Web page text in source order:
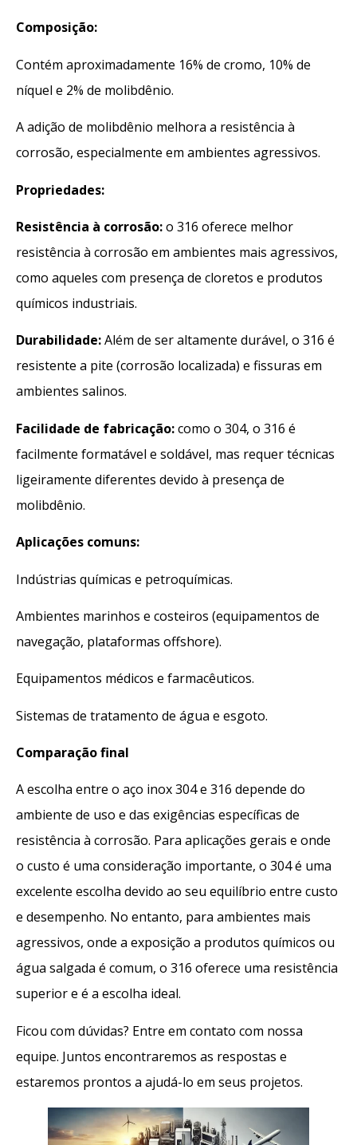
Composição:
Contém aproximadamente 16% de cromo, 10% de
níquel e 2% de molibdênio.
A adição de molibdênio melhora a resistência à
corrosão, especialmente em ambientes agressivos.
Propriedades:
Resistência à corrosão:o 316 oferece melhor
resistência à corrosão em ambientes mais agressivos,
como aqueles com presença de cloretos e produtos
químicos industriais.
Durabilidade:Além de ser altamente durável, o 316 é
resistente a pite (corrosão localizada) e fissuras em
ambientes salinos.
Facilidade de fabricação:como o 304, o 316 é
facilmente formatável e soldável, mas requer técnicas
ligeiramente diferentes devido à presença de
molibdênio.
Aplicações comuns:
Indústrias químicas e petroquímicas.
Ambientes marinhos e costeiros (equipamentos de
navegação, plataformas offshore).
Equipamentos médicos e farmacêuticos.
Sistemas de tratamento de água e esgoto.
Comparação final
A escolha entre o aço inox 304 e 316 depende do
ambiente de uso e das exigências específicas de
resistência à corrosão. Para aplicações gerais e onde
o custo é uma consideração importante, o 304 é uma
excelente escolha devido ao seu equilíbrio entre custo
e desempenho. No entanto, para ambientes mais
agressivos, onde a exposição a produtos químicos ou
água salgada é comum, o 316 oferece uma resistência
superior e é a escolha ideal.
Ficou com dúvidas? Entre em contato com nossa
equipe. Juntos encontraremos as respostas e
estaremos prontos a ajudá-lo em seus projetos.